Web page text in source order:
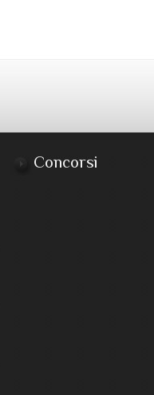
Concorsi